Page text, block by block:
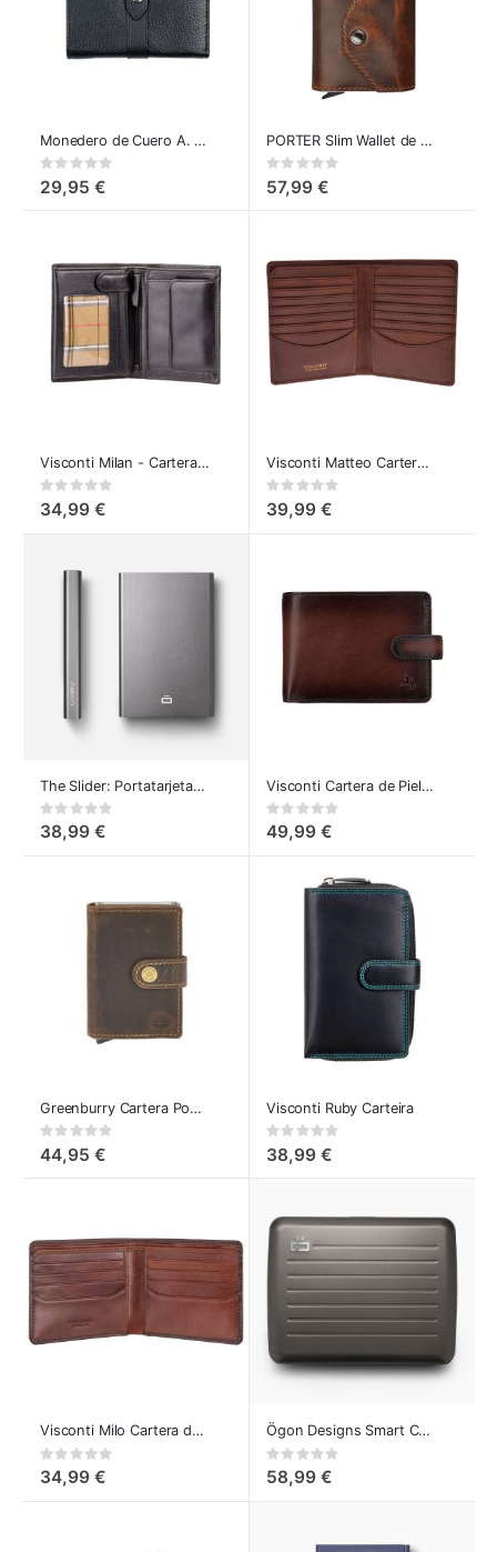
Monedero de Cuero A. Eriksson Åva con Protección RFID
Rating:
29,95 €
PORTER Slim Wallet de Pularys
Rating:
57,99 €
Visconti Milan - Cartera de Cuero
Rating:
34,99 €
Visconti Matteo Cartera para 20 tarjetas
Rating:
39,99 €
The Slider: Portatarjetas Automático de Crédito
Rating:
38,99 €
Visconti Cartera de Piel Henry
Rating:
49,99 €
Greenburry Cartera Pop-Up Vintage
Rating:
44,95 €
Visconti Ruby Carteira
Rating:
38,99 €
Visconti Milo Cartera de Cuero
Rating:
0%
34,99 €
Ögon Designs Smart Case Wallet Cartera Grande
Rating:
0%
58,99 €